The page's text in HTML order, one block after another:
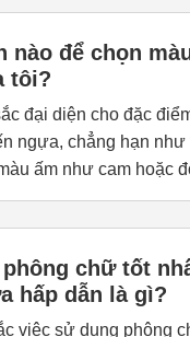
nào để chọn
tôi?
đại diện cho đặc
ngựa, chẳng hạn như
ấm như cam hoặc
phông chữ tốt
hấp dẫn là gì?
việc sử dụng phông